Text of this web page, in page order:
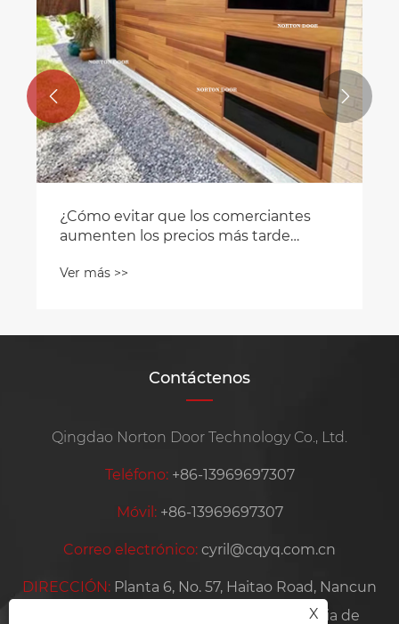
 
Contáctenos
Qingdao Norton Door Technology Co., Ltd.
Teléfono: +86-13969697307
Móvil: +86-13969697307
Correo electrónico: cyril@cqyq.com.cn
DIRECCIÓN: Planta 6, No. 57, Haitao Road, Nancun
Town, Pingdu City, Qingdao City, Provincia de
X